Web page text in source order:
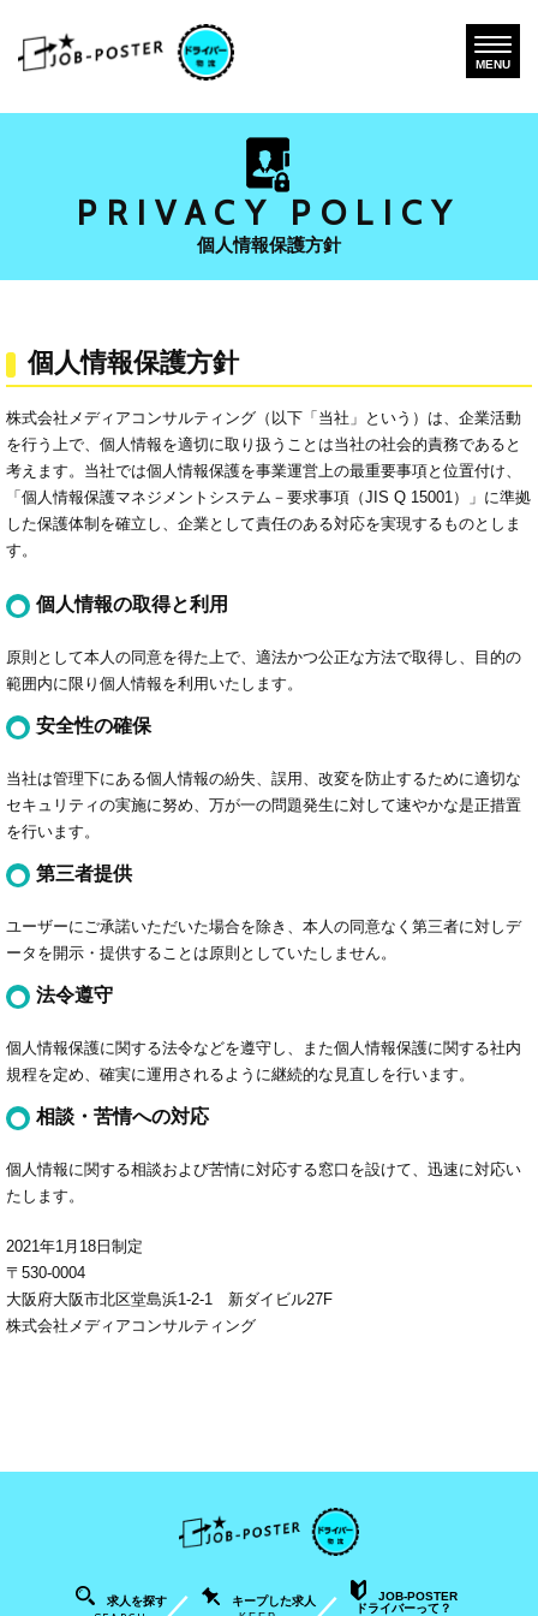
MENU
PRIVACY POLICY
個人情報保護方針
個人情報保護方針
株式会社メディアコンサルティング（以下「当社」という）は、企業活動
を行う上で、個人情報を適切に取り扱うことは当社の社会的責務であると
考えます。当社では個人情報保護を事業運営上の最重要事項と位置付け、
「個人情報保護マネジメントシステム－要求事項（JIS Q 15001）」に準拠
した保護体制を確立し、企業として責任のある対応を実現するものとしま
す。
個人情報の取得と利用
原則として本人の同意を得た上で、適法かつ公正な方法で取得し、目的の
範囲内に限り個人情報を利用いたします。
安全性の確保
当社は管理下にある個人情報の紛失、誤用、改変を防止するために適切な
セキュリティの実施に努め、万が一の問題発生に対して速やかな是正措置
を行います。
第三者提供
ユーザーにご承諾いただいた場合を除き、本人の同意なく第三者に対しデ
ータを開示・提供することは原則としていたしません。
法令遵守
個人情報保護に関する法令などを遵守し、また個人情報保護に関する社内
規程を定め、確実に運用されるように継続的な見直しを行います。
相談・苦情への対応
個人情報に関する相談および苦情に対応する窓口を設けて、迅速に対応い
たします。
2021年1月18日制定
〒530-0004
大阪府大阪市北区堂島浜1-2-1 新ダイビル27F
株式会社メディアコンサルティング
求人を探す
キープした求人
JOB-POSTER
ドライバーって？